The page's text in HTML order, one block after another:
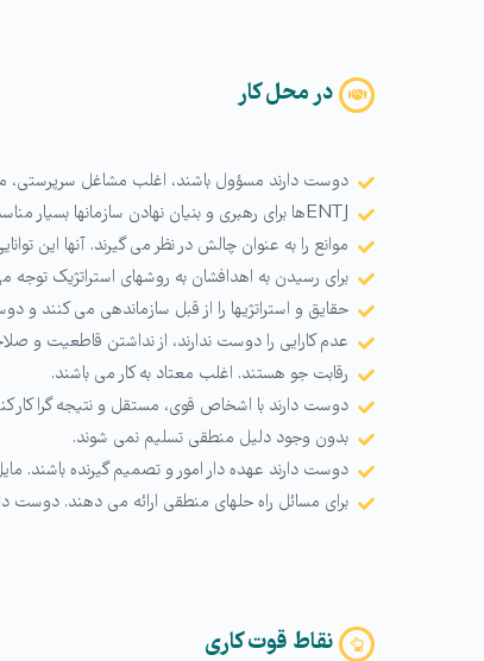
در محل کار
دوست دارند مسؤول باشند، اغلب مشاغل سرپرستی،
ENTJها برای رهبری و بنیان نهادن سازمانها بسیار مناسب بوده و رهبرانی موفق هستند.
موانع را به عنوان چالش در نظر می گیرند. آنها این
برای رسیدن به اهدافشان به روشهای استراتژیک توجه
حقایق و استراتژیها را از قبل سازماندهی می کنند و
عدم کارایی را دوست ندارند، از نداشتن قاطعیت و
رقابت جو هستند. اغلب معتاد به کار می باشند.
دوست دارند با اشخاص قوی، مستقل و نتیجه گرا کار
بدون وجود دلیل منطقی تسلیم نمی شوند.
دوست دارند عهده دار امور و تصمیم گیرنده باشند.
برای مسائل راه حلهای منطقی ارائه می دهند. دوست
نقاط قوت كاری